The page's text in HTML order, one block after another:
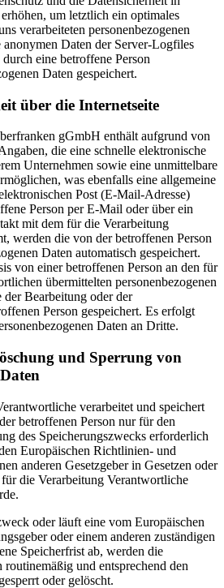
um letztlich ein optimales
verarbeiteten personenbezogenen
Daten der Server-Logfiles
eine betroffene Person
Daten gespeichert.
über die Internetseite
gGmbH enthält aufgrund von
die eine schnelle elektronische
Unternehmen sowie eine unmittelbare
was ebenfalls eine allgemeine
Post (E-Mail-Adresse)
Person per E-Mail oder über ein
mit dem für die Verarbeitung
werden die von der betroffenen Person
Daten automatisch gespeichert.
von einer betroffenen Person an den für
übermittelten personenbezogenen
Bearbeitung oder der
Person gespeichert. Es erfolgt
Daten an Dritte.
und Sperrung von
verarbeitet und speichert
betroffenen Person nur für den
des Speicherungszwecks erforderlich
Europäischen Richtlinien- und
anderen Gesetzgeber in Gesetzen oder
die Verarbeitung Verantwortliche
oder läuft eine vom Europäischen
oder einem anderen zuständigen
Speicherfrist ab, werden die
routinemäßig und entsprechend den
oder gelöscht.